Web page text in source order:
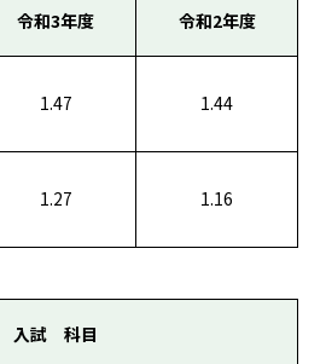
令和3年度 令和2年度
1.47 1.44
1.27 1.16
入試 科目